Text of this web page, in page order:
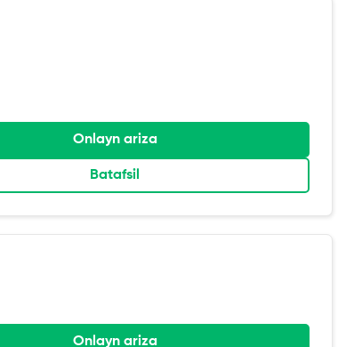
Onlayn ariza
Batafsil
Onlayn ariza